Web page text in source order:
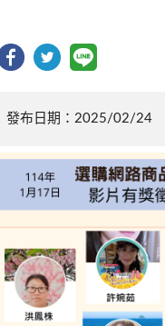
發布日期：2025/02/24